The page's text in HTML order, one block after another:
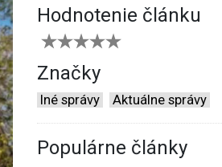
Hodnotenie článku
Značky
Iné správy Aktuálne správy
Populárne články